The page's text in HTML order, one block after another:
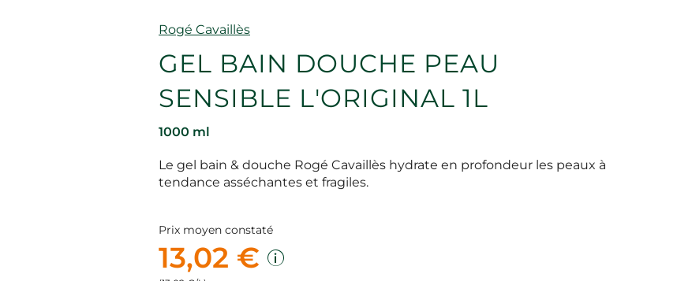
Marque
Rogé Cavaillès
GEL BAIN DOUCHE PEAU
SENSIBLE L'ORIGINAL 1L
1000 ml
Le gel bain & douche Rogé Cavaillès hydrate en profondeur les peaux à
tendance asséchantes et fragiles.
Prix moyen constaté
13,02 €